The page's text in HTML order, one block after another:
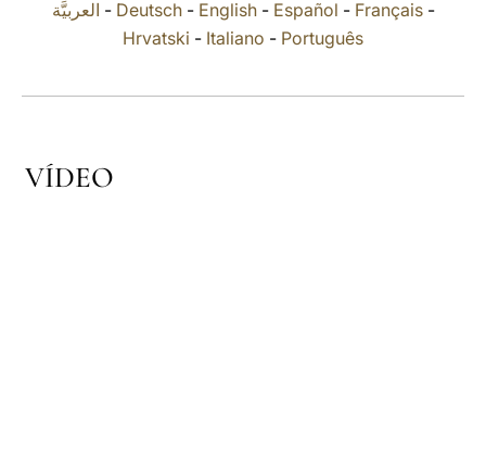
العربيَّة - Deutsch- English- Español - Français-
Hrvatski - Italiano - Português
VÍDEO